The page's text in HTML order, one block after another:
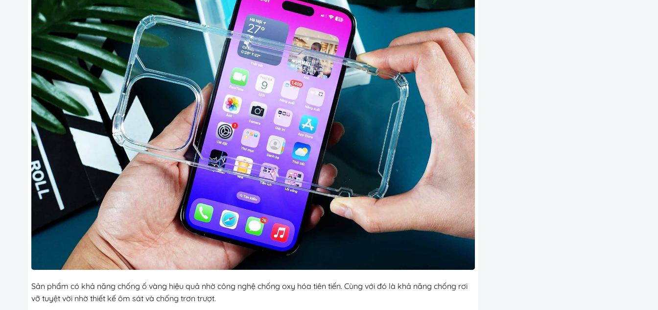
Sản phẩm có khả năng chống ố vàng hiệu quả nhờ công nghệ chống oxy hóa tiên tiến. Cùng với đó là khả năng chống rơi
vỡ tuyệt vời nhờ thiết kế ôm sát và chống trơn trượt.